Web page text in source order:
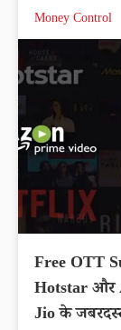
Money Control
Free OTT
Hotstar और
Jio के